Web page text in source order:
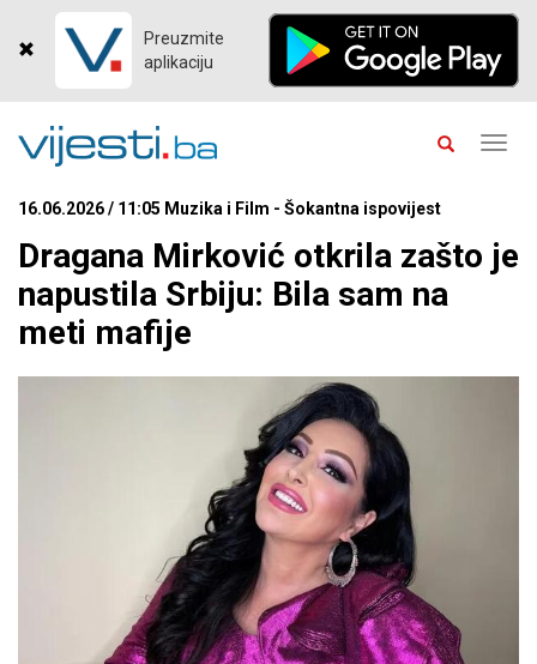
Preuzmite
aplikaciju
16.06.2026 / 11:05 Muzika i Film - Šokantna ispovijest
Dragana Mirković otkrila zašto je
napustila Srbiju: Bila sam na
meti mafije